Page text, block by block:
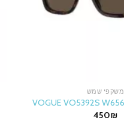
משקפי שמש
450₪